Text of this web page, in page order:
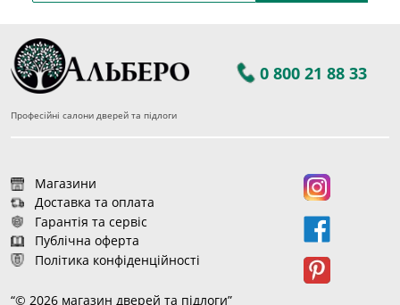
0 800 21 88 33
Професійні салони дверей та підлоги
Магазини
Доставка та оплата
Гарантія та сервіс
Публічна оферта
Політика конфіденційності
“© 2026 магазин дверей та підлоги”